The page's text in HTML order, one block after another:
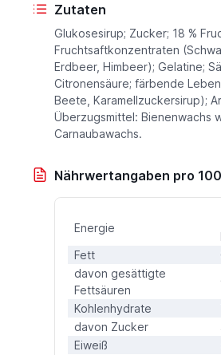
Zutaten
Glukosesirup; Zucker; 18 %
Fruchtsaftkonzentraten
Erdbeer, Himbeer); Gelatine;
Citronensäure; färbende
Beete, Karamellzuckersirup);
Überzugsmittel: Bienenwachs
Carnaubawachs.
Nährwertangaben pro
Energie
Fett
davon gesättigte
Fettsäuren
Kohlenhydrate
davon Zucker
Eiweiß